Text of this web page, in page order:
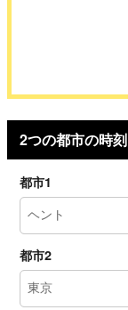
2つの都市の時
都市1
都市2